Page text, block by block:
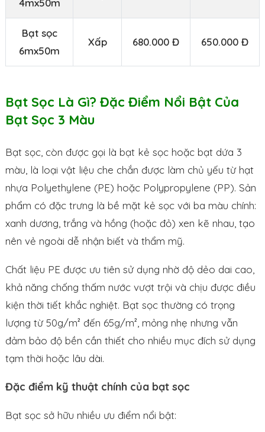
4mx50m
Bạt sọc
6mx50m
Xấp 680.000 Đ 650.000 Đ
Bạt Sọc Là Gì? Đặc Điểm Nổi Bật Của
Bạt Sọc 3 Màu
Bạt sọc, còn được gọi là bạt kẻ sọc hoặc bạt dứa 3
màu, là loại vật liệu che chắn được làm chủ yếu từ hạt
nhựa Polyethylene (PE) hoặc Polypropylene (PP). Sản
phẩm có đặc trưng là bề mặt kẻ sọc với ba màu chính:
xanh dương, trắng và hồng (hoặc đỏ) xen kẽ nhau, tạo
nên vẻ ngoài dễ nhận biết và thẩm mỹ.
Chất liệu PE được ưu tiên sử dụng nhờ độ dẻo dai cao,
khả năng chống thấm nước vượt trội và chịu được điều
kiện thời tiết khắc nghiệt. Bạt sọc thường có trọng
lượng từ 50g/m² đến 65g/m², mỏng nhẹ nhưng vẫn
đảm bảo độ bền cần thiết cho nhiều mục đích sử dụng
tạm thời hoặc lâu dài.
Đặc điểm kỹ thuật chính của bạt sọc
Bạt sọc sở hữu nhiều ưu điểm nổi bật: